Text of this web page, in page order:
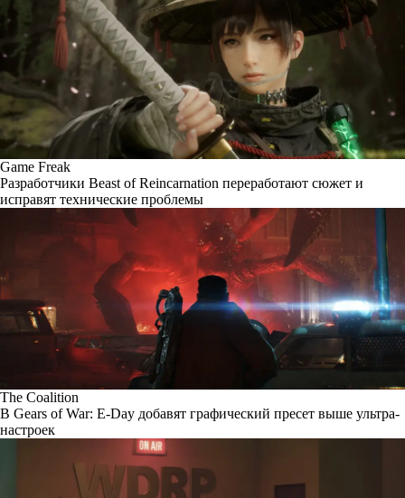
Game Freak
Разработчики Beast of Reincarnation переработают сюжет и
исправят технические проблемы
The Coalition
В Gears of War: E-Day добавят графический пресет выше ультра-
настроек